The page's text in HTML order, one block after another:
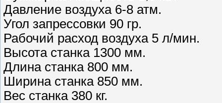
Давление воздуха 6-8 атм.
Угол запрессовки 90 гр.
Рабочий расход воздуха 5 л/мин.
Высота станка 1300 мм.
Длина станка 800 мм.
Ширина станка 850 мм.
Вес станка 380 кг.